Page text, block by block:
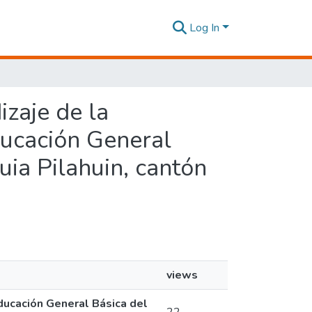
Log In
de la
General
Pilahuin, cantón
views
General Básica del